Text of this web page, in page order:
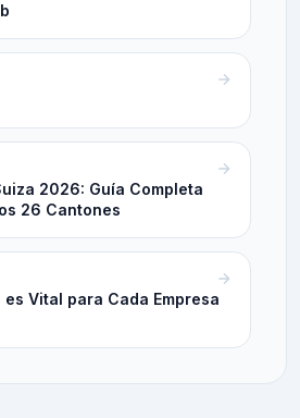
2026: Guía Completa
26 Cantones
es Vital para Cada Empresa